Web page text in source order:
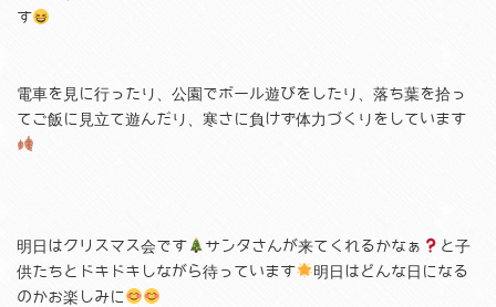
す
電車を見に行ったり、公園でボール遊びをしたり、落ち葉を拾っ
てご飯に見立て遊んだり、寒さに負けず体力づくりをしています
明日はクリスマス会です サンタさんが来てくれるかなぁ
と子
供たちとドキドキしながら待っています
明日はどんな日になる
のかお楽しみに